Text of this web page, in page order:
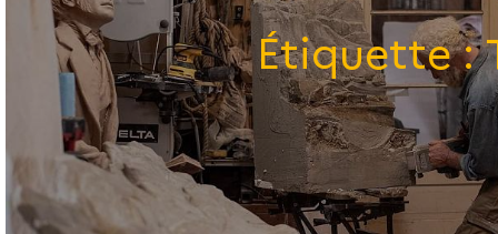
Étiquette :